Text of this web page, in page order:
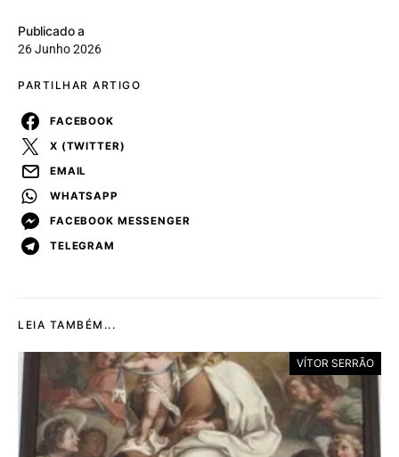
Publicado a
26 Junho 2026
PARTILHAR ARTIGO
FACEBOOK
X (TWITTER)
EMAIL
WHATSAPP
FACEBOOK MESSENGER
TELEGRAM
LEIA TAMBÉM...
VÍTOR SERRÃO